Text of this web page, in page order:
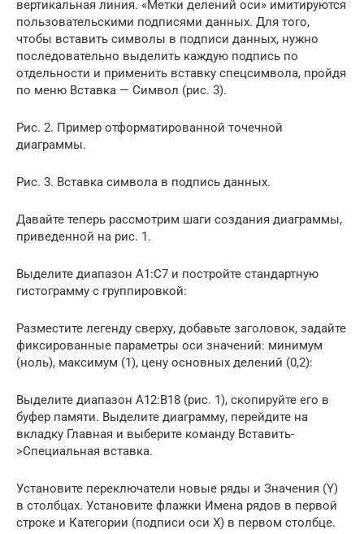
вертикальная линия. «Метки делений оси» имитируются
пользовательскими подписями данных. Для того,
чтобы вставить символы в подписи данных, нужно
последовательно выделить каждую подпись по
отдельности и применить вставку спецсимвола, пройдя
по меню Вставка — Символ (рис. 3).
Рис. 2. Пример отформатированной точечной
диаграммы.
Рис. 3. Вставка символа в подпись данных.
Давайте теперь рассмотрим шаги создания диаграммы,
приведенной на рис. 1.
Выделите диапазон А1:С7 и постройте стандартную
гистограмму с группировкой:
Разместите легенду сверху, добавьте заголовок, задайте
фиксированные параметры оси значений: минимум
(ноль), максимум (1), цену основных делений (0,2):
Выделите диапазон А12:В18 (рис. 1), скопируйте его в
буфер памяти. Выделите диаграмму, перейдите на
вкладку Главная и выберите команду Вставить-
>Специальная вставка.
Установите переключатели новые ряды и Значения (Y)
в столбцах. Установите флажки Имена рядов в первой
строке и Категории (подписи оси Х) в первом столбце.